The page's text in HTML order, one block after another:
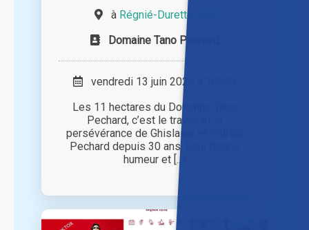
à Régnié-Durette (69)
Domaine Tano Pechard
vendredi 13 juin 2025 à 10h00
Les 11 hectares du Domaine Tano
Pechard, c’est le travail et la
persévérance de Ghislaine et Patrick
Pechard depuis 30 ans. Leur bonne
humeur et [...]